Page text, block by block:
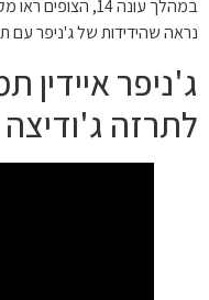
במהלך עונה 14,
נראה שהידידות של ג'ניפר עם
ג'ניפר איידין
לתרזה ג'ודיצה